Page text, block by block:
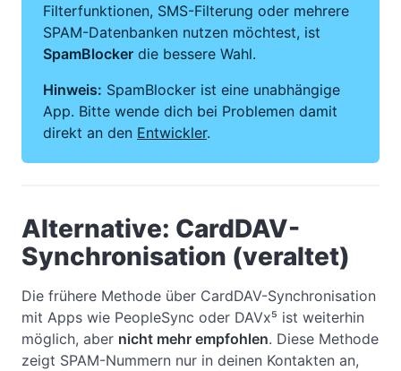
Filterfunktionen, SMS-Filterung oder mehrere
SPAM-Datenbanken nutzen möchtest, ist
SpamBlocker die bessere Wahl.
Hinweis: SpamBlocker ist eine unabhängige
App. Bitte wende dich bei Problemen damit
direkt an den Entwickler.
Alternative: CardDAV-
Synchronisation (veraltet)
Die frühere Methode über CardDAV-Synchronisation
mit Apps wie PeopleSync oder DAVx⁵ ist weiterhin
möglich, aber nicht mehr empfohlen. Diese Methode
zeigt SPAM-Nummern nur in deinen Kontakten an,